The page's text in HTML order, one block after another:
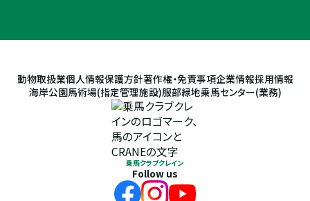
動物取扱業個人情報保護方針著作権・免責事項企業情報採用情報
海岸公園馬術場(指定管理施設)服部緑地乗馬センター(業務)
乗馬クラブクレイン
Follow us